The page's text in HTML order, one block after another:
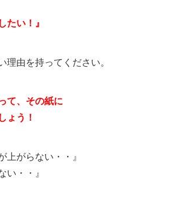
たい！』
理由を持ってください。
て、その紙に
ょう！
上がらない・・』
い・・』